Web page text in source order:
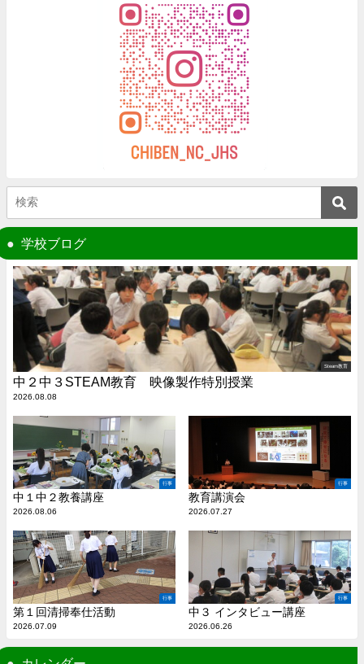
学校ブログ
Steam教育
中２中３STEAM教育 映像製作特別授業
2026.08.08
行事
中１中２教養講座
2026.08.06
行事
教育講演会
2026.07.27
行事
第１回清掃奉仕活動
2026.07.09
行事
中３ インタビュー講座
2026.06.26